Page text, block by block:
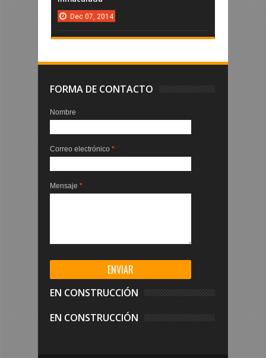
Dec 07, 2014
FORMA DE CONTACTO
Nombre
Correo electrónico *
Mensaje *
EN CONSTRUCCIÓN
EN CONSTRUCCIÓN